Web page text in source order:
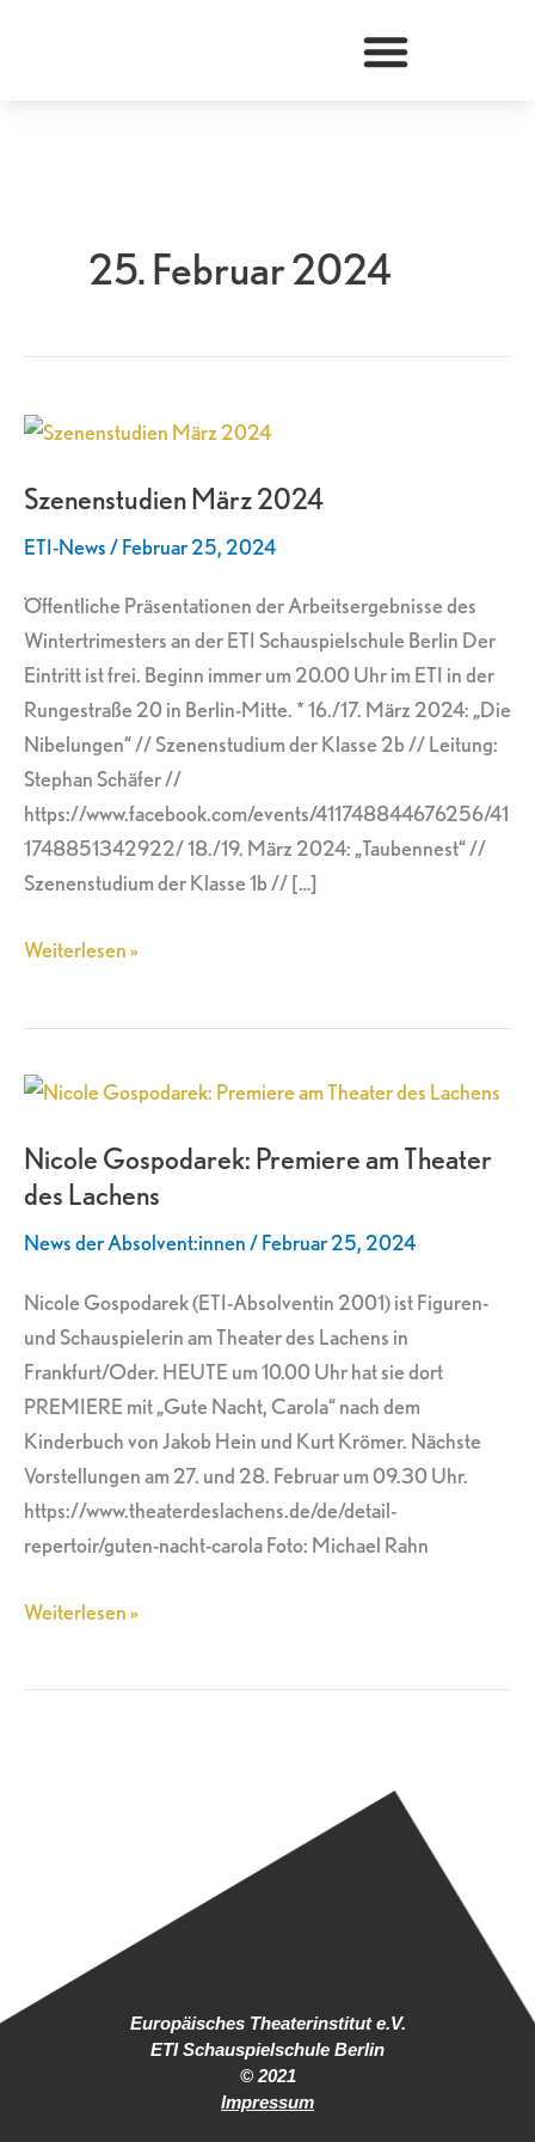
25. Februar 2024
Szenenstudien März 2024
ETI-News/Februar 25, 2024
Öffentliche Präsentationen der Arbeitsergebnisse des
Wintertrimesters an der ETI Schauspielschule Berlin Der
Eintritt ist frei. Beginn immer um 20.00 Uhr im ETI in der
Rungestraße 20 in Berlin-Mitte. * 16./17. März 2024: „Die
Nibelungen“ // Szenenstudium der Klasse 2b // Leitung:
Stephan Schäfer //
https://www.facebook.com/events/411748844676256/41
1748851342922/ 18./19. März 2024: „Taubennest“ //
Szenenstudium der Klasse 1b // […]
Szenenstudien
2024
Weiterlesen »
Nicole Gospodarek: Premiere am Theater
des Lachens
News der Absolvent:innen/Februar 25, 2024
Nicole Gospodarek (ETI-Absolventin 2001) ist Figuren-
und Schauspielerin am Theater des Lachens in
Frankfurt/Oder. HEUTE um 10.00 Uhr hat sie dort
PREMIERE mit „Gute Nacht, Carola“ nach dem
Kinderbuch von Jakob Hein und Kurt Krömer. Nächste
Vorstellungen am 27. und 28. Februar um 09.30 Uhr.
https://www.theaterdeslachens.de/de/detail-
repertoir/guten-nacht-carola Foto: Michael Rahn
Nicole
Premiere
am
Lachens
Weiterlesen »
Europäisches Theaterinstitut e.V.
ETI Schauspielschule Berlin
© 2021
Impressum